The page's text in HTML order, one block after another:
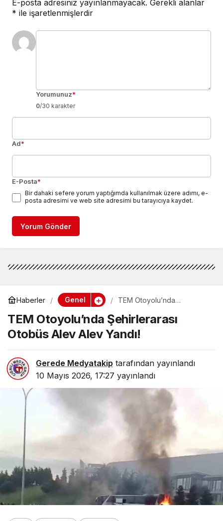
E-posta adresiniz yayınlanmayacak. Gerekli alanlar
* ile işaretlenmişlerdir
Yorumunuz*
0/30 karakter
Ad*
E-Posta*
Bir dahaki sefere yorum yaptığımda kullanılmak üzere adımı, e-
posta adresimi ve web site adresimi bu tarayıcıya kaydet.
Yorum Gönder
Haberler Genel
TEM Otoyolu’nda
Alev Yandı!
TEM Otoyolu’nda Şehirlerarası
Otobüs Alev Alev Yandı!
Gerede Medyatakip tarafından yayınlandı
10 Mayıs 2026, 17:27 yayınlandı